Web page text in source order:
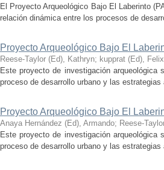
El Proyecto Arqueológico Bajo El Laberinto
relación dinámica entre los procesos de
Proyecto Arqueológico Bajo El
Reese-Taylor (Ed), Kathryn; kupprat (Ed), Felix
Este proyecto de investigación
proceso de desarrollo urbano y las
Proyecto Arqueológico Bajo El
Anaya Hernández (Ed), Armando; Reese-
Este proyecto de investigación
proceso de desarrollo urbano y las